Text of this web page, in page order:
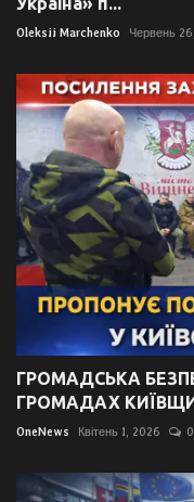
Oleksii Marchenko Червень
ГРОМАДСЬКА
ГРОМАДАХ
OneNews Квітень 1, 2026 0